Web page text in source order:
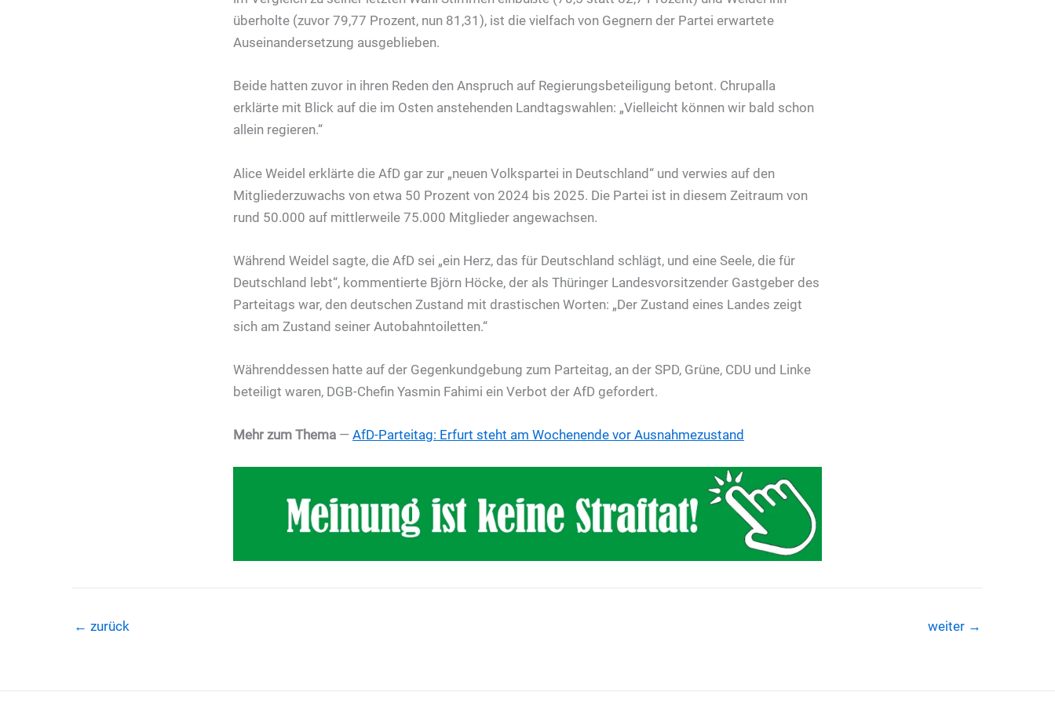
überholte (zuvor 79,77 Prozent, nun 81,31), ist die vielfach von Gegnern der Partei erwartete
Auseinandersetzung ausgeblieben.
Beide hatten zuvor in ihren Reden den Anspruch auf Regierungsbeteiligung betont. Chrupalla
erklärte mit Blick auf die im Osten anstehenden Landtagswahlen: „Vielleicht können wir bald schon
allein regieren.“
Alice Weidel erklärte die AfD gar zur „neuen Volkspartei in Deutschland“ und verwies auf den
Mitgliederzuwachs von etwa 50 Prozent von 2024 bis 2025. Die Partei ist in diesem Zeitraum von
rund 50.000 auf mittlerweile 75.000 Mitglieder angewachsen.
Während Weidel sagte, die AfD sei „ein Herz, das für Deutschland schlägt, und eine Seele, die für
Deutschland lebt“, kommentierte Björn Höcke, der als Thüringer Landesvorsitzender Gastgeber des
Parteitags war, den deutschen Zustand mit drastischen Worten: „Der Zustand eines Landes zeigt
sich am Zustand seiner Autobahntoiletten.“
Währenddessen hatte auf der Gegenkundgebung zum Parteitag, an der SPD, Grüne, CDU und Linke
beteiligt waren, DGB-Chefin Yasmin Fahimi ein Verbot der AfD gefordert.
Mehr zum Thema — AfD-Parteitag: Erfurt steht am Wochenende vor Ausnahmezustand
← zurück weiter →